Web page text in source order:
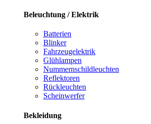
Beleuchtung / Elektrik
Batterien
Blinker
Fahrzeugelektrik
Glühlampen
Nummernschildleuchten
Reflektoren
Rückleuchten
Scheinwerfer
Bekleidung